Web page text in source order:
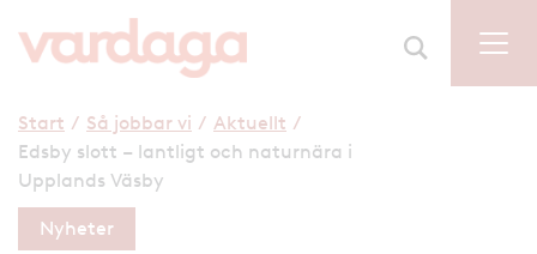
Start / Så jobbar vi / Aktuellt /
Edsby slott – lantligt och naturnära i
Upplands Väsby
Nyheter